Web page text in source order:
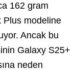
162 gram
Plus modeline
Ancak bu
Galaxy S25+
neden